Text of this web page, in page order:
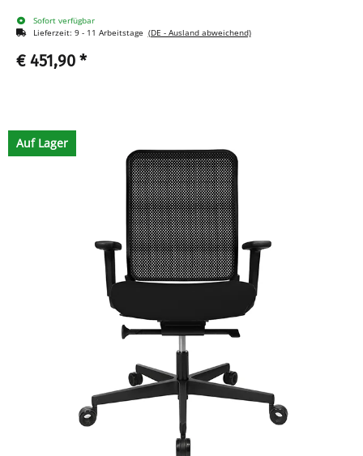
Sofort verfügbar
Lieferzeit: 9 - 11 Arbeitstage (DE - Ausland abweichend)
€ 451,90 *
Auf Lager